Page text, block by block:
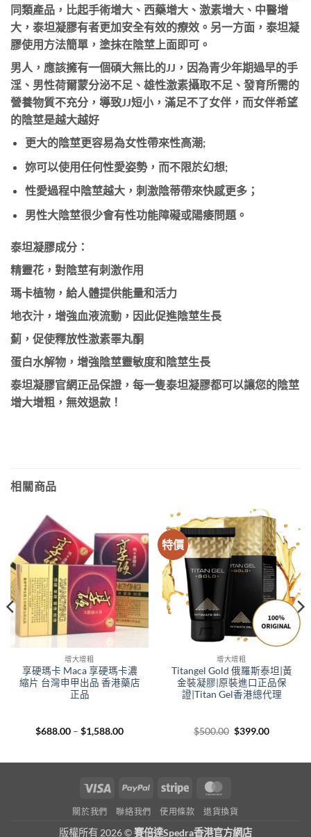
同類產品，比起手術增大、西藥增大、激素增大、中醫增
大，泰坦凝膠有者更加安全有效的療效。另一方面，泰坦凝
膠使用方法簡單，塗抹在陰莖上面即可。
男人，應該擁有一個碩大無比的JJ，因為青少年期過早的手
淫、男性荷爾蒙分泌不足、雄性激素攝取不足、發育所需的
營養物質不充分，導致JJ短小，滿足不了女伴，而女伴希望
的陰莖是越大越好
更大的陰莖更容易為女性帶來性高潮;
妳可以使用任何性愛姿勢，而不限於幻想;
性愛過程中陰莖越大，刺激陰蒂帶來快感更多；
男性大陰莖很少會有性功能障礙或陽痿問題。
泰坦凝膠成分：
精靈花，對陰莖有刺激作用
瑪卡植物，給人體提供能量和活力
地衣汁，增強血液流動，因此促進陰莖生長
薊，促使釋放性激素睪丸酮
蛋白水解物，增強陰莖靈敏度和陰莖生長
泰坦凝膠官網正品保證，每一隻泰坦凝膠都可以讓您的陰莖
增大增粗，無效退款！
相關商品
增大增粗
享硬瑪卡 Maca 享硬瑪卡濃
縮片 台灣申甲出品 香港藥店
正品
$688.00 – $1,588.00Price
$1,588.00
特價
增大增粗
Titangel Gold 俄羅斯泰坦|黃
金裝凝膠|原裝進口正品保
證|Titan Gel香港總代理
$500.00 Original
price
$399.00Current
Visa PayPal Stripe
關於我們 聯絡我們 使用條款 退貨換貨
版權所有 2026 ©賽倍達Spedra香港官方網店